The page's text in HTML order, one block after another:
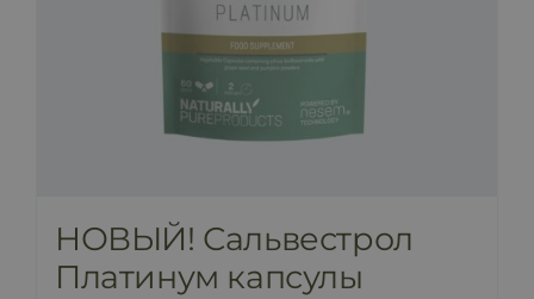
НОВЫЙ! Сальвестрол
Платинум капсулы